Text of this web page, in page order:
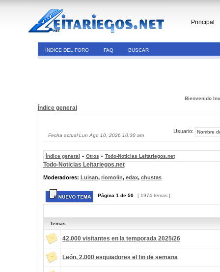
Principal
ÍNDICE DEL FORO FAQ BUSCAR
Bienvenido
Índice general
Fecha actual Lun Ago 10, 2026 10:30 am
Usuario:
Índice general » Otros » Todo-Noticias Leitariegos.net
Todo-Noticias Leitariegos.net
Moderadores: Luisan, riomolin, edax, chustas
Página 1 de 50 [ 1974 temas ]
Temas
42.000 visitantes en la temporada 2025/26
León, 2.000 esquiadores el fin de semana